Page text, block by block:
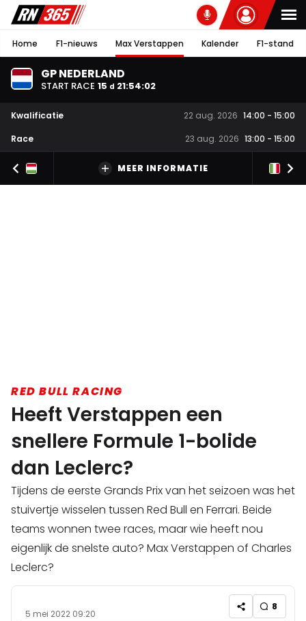
Home F1-nieuws Max Verstappen Kalender F1-stand
GP NEDERLAND
START RACE 15 d 21:54:01
Kwalificatie 22 aug. 2026 14:00 - 15:00
Race
23 aug. 2026 13:00 - 15:00
MEER INFORMATIE
RED BULL RACING
Heeft Verstappen een
snellere Formule 1-bolide
dan Leclerc?
Tijdens de eerste Grands Prix van het seizoen was het
stuivertje wisselen tussen Red Bull en Ferrari. Beide
teams wonnen twee races, maar wie heeft nou
eigenlijk de snelste auto? Max Verstappen of Charles
Leclerc?
5 mei 2022 09:20
8